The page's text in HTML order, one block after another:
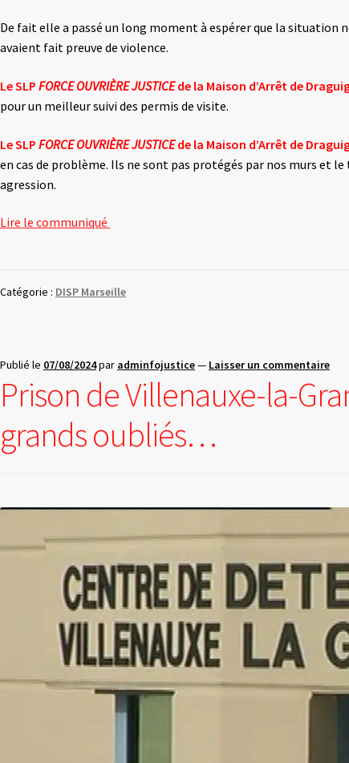
De fait elle a passé un long moment à espérer que la situation
avaient fait preuve de violence.
Le SLP FORCE OUVRIÈRE JUSTICEde la Maison d’Arrêt de
pour un meilleur suivi des permis de visite.
Le SLP FORCE OUVRIÈRE JUSTICE de la Maison d’Arrêt de
en cas de problème. Ils ne sont pas protégés par nos murs et
agression.
Lire le communiqué
Catégorie : DISP Marseille
Publié le 07/08/2024par adminfojustice— Laisser un commentaire
Prison de Villenauxe-la-
grands oubliés…